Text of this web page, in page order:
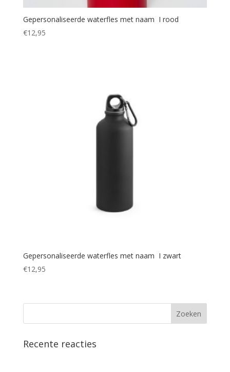
Gepersonaliseerde waterfles met naam I rood
€12,95
Gepersonaliseerde waterfles met naam I zwart
€12,95
Recente reacties